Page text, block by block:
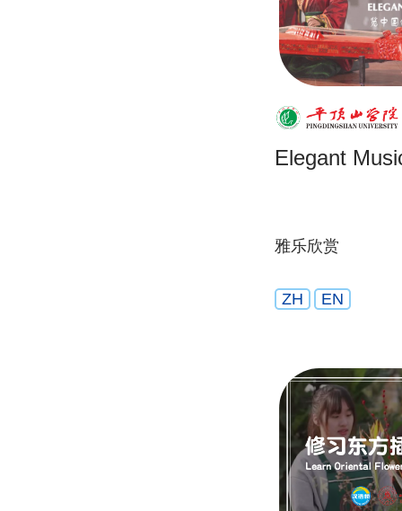
Elegant
雅乐欣赏
ZH EN